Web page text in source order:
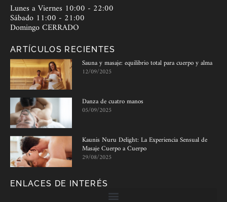
Lunes a Viernes 10:00 - 22:00
Sábado 11:00 - 21:00
Domingo CERRADO
ARTÍCULOS RECIENTES
Sauna y masaje: equilibrio total para cuerpo y alma
12/09/2025
Danza de cuatro manos
05/09/2025
Kaunis Nuru Delight: La Experiencia Sensual de
Masaje Cuerpo a Cuerpo
29/08/2025
ENLACES DE INTERÉS